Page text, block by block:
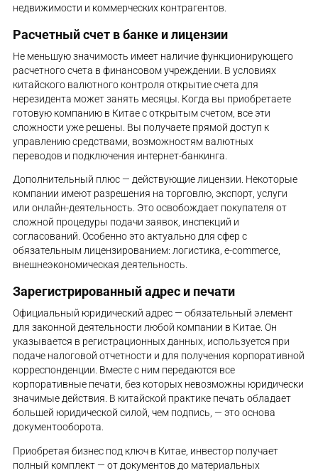
недвижимости и коммерческих контрагентов.
Расчетный счет в банке и лицензии
Не меньшую значимость имеет наличие функционирующего
расчетного счета в финансовом учреждении. В условиях
китайского валютного контроля открытие счета для
нерезидента может занять месяцы. Когда вы приобретаете
готовую компанию в Китае с открытым счетом, все эти
сложности уже решены. Вы получаете прямой доступ к
управлению средствами, возможностям валютных
переводов и подключения интернет-банкинга.
Дополнительный плюс — действующие лицензии. Некоторые
компании имеют разрешения на торговлю, экспорт, услуги
или онлайн-деятельность. Это освобождает покупателя от
сложной процедуры подачи заявок, инспекций и
согласований. Особенно это актуально для сфер с
обязательным лицензированием: логистика, e-commerce,
внешнеэкономическая деятельность.
Зарегистрированный адрес и печати
Официальный юридический адрес — обязательный элемент
для законной деятельности любой компании в Китае. Он
указывается в регистрационных данных, используется при
подаче налоговой отчетности и для получения корпоративной
корреспонденции. Вместе с ним передаются все
корпоративные печати, без которых невозможны юридически
значимые действия. В китайской практике печать обладает
большей юридической силой, чем подпись, — это основа
документооборота.
Приобретая бизнес под ключ в Китае, инвестор получает
полный комплект — от документов до материальных